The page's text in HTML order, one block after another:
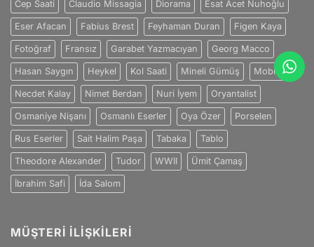
Cep Saati Claudio Missagia Diorama Esat Acet Nuhoğlu
Eser Afacan Fabius Brest Feyhaman Duran Figen Kaya
Fotoğraf Fransız Garabet Yazmacıyan Georg Macco
Hasan Saygın Heykel Kol Saati Mineli Gümüş Mobilya
Necdet Kalay Nimet Berdan Nuri İyem Oryantalist
Osmaniye Nişanı Osmanlı Eserler Oya Özer Porselen
Rus Eserler Sait Halim Paşa Tabaka Tablo
Theodore Alexander Tudor WWII Ümit Çamaş
İbrahim Safi İda Salom
MÜŞTERI İLIŞKILERI